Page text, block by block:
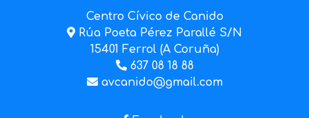
Centro Cívico de Canido
Rúa Poeta Pérez Parallé S/N
15401 Ferrol (A Coruña)
637 08 18 88
avcanido@gmail.com